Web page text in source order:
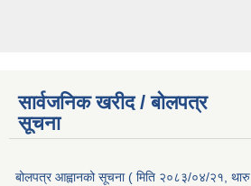
सार्वजनिक खरीद / बोलपत्र
सूचना
बोलपत्र आह्वानको सूचना ( मिति २०८३/०४/२१, थारु